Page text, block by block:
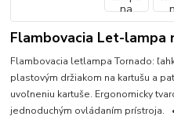
Flambovacia Let-lampa
Flambovacia letlampa Tornado:
plastovým držiakom na kartušu a
uvoľneniu kartuše. Ergonomicky
jednoduchým ovládaním prístroja.